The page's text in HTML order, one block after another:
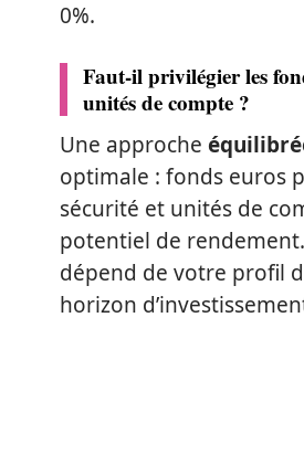
0%.
Faut-il privilégier les
unités de compte ?
Une approche
optimale : fonds euros
sécurité et unités de
potentiel de rendement.
dépend de votre profil
horizon